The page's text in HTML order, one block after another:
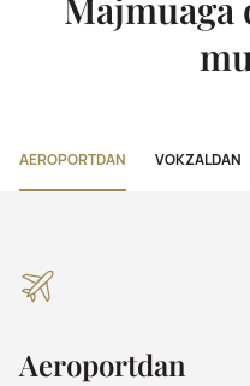
Majmuaga
AEROPORTDAN VOKZALDAN
Aeroportdan